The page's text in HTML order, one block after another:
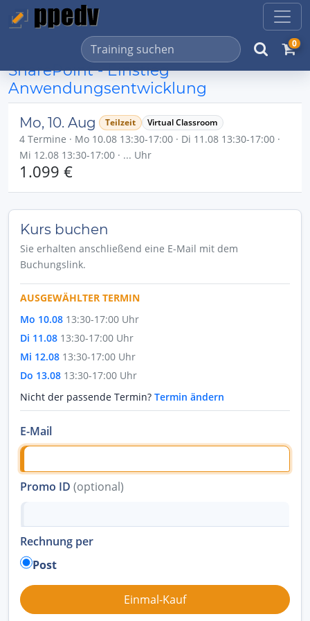
0
SharePoint - Einstieg
Anwendungsentwicklung
Mo, 10. Aug Teilzeit Virtual Classroom
4 Termine · Mo 10.08 13:30-17:00 · Di 11.08 13:30-17:00 ·
Mi 12.08 13:30-17:00 · ... Uhr
1.099 €
Kurs buchen
Sie erhalten anschließend eine E-Mail mit dem
Buchungslink.
AUSGEWÄHLTER TERMIN
Mo 10.08 13:30-17:00 Uhr
Di 11.08 13:30-17:00 Uhr
Mi 12.08 13:30-17:00 Uhr
Do 13.08 13:30-17:00 Uhr
Nicht der passende Termin? Termin ändern
E-Mail
Promo ID (optional)
Rechnung per
Post